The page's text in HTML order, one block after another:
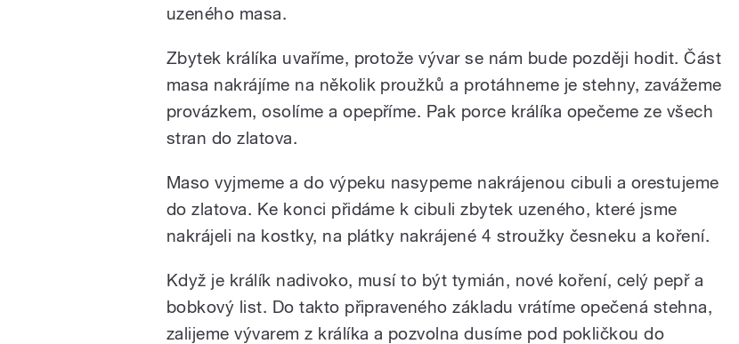
uzeného masa.
Zbytek králíka uvaříme, protože vývar se nám bude později hodit. Část
masa nakrájíme na několik proužků a protáhneme je stehny, zavážeme
provázkem, osolíme a opepříme. Pak porce králíka opečeme ze všech
stran do zlatova.
Maso vyjmeme a do výpeku nasypeme nakrájenou cibuli a orestujeme
do zlatova. Ke konci přidáme k cibuli zbytek uzeného, které jsme
nakrájeli na kostky, na plátky nakrájené 4 stroužky česneku a koření.
Když je králík nadivoko, musí to být tymián, nové koření, celý pepř a
bobkový list. Do takto připraveného základu vrátíme opečená stehna,
zalijeme vývarem z králíka a pozvolna dusíme pod pokličkou do